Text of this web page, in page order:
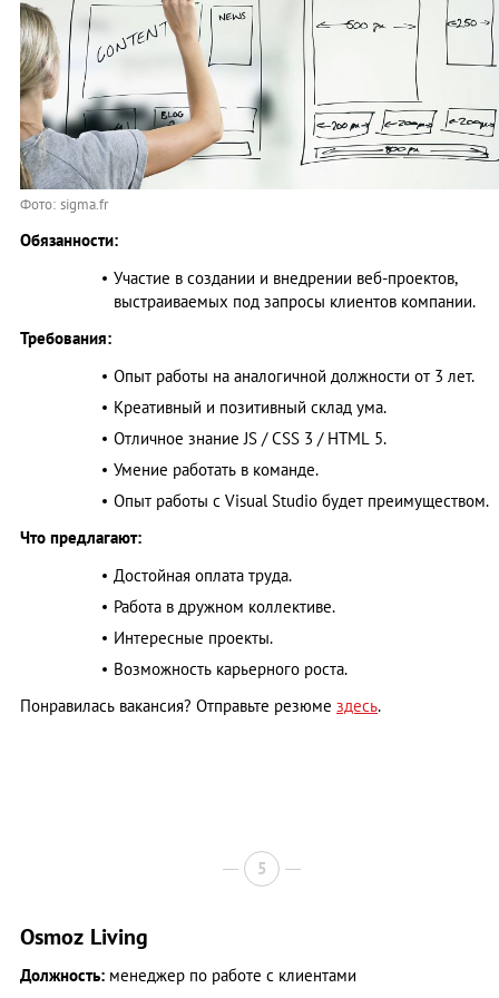
Фото: sigma.fr
Обязанности:
Участие в создании и внедрении веб-проектов,
выстраиваемых под запросы клиентов компании.
Требования:
Опыт работы на аналогичной должности от 3 лет.
Креативный и позитивный склад ума.
Отличное знание JS / CSS 3 / HTML 5.
Умение работать в команде.
Опыт работы с Visual Studio будет преимуществом.
Что предлагают:
Достойная оплата труда.
Работа в дружном коллективе.
Интересные проекты.
Возможность карьерного роста.
Понравилась вакансия? Отправьте резюме здесь.
5
Osmoz Living
Должность: менеджер по работе с клиентами